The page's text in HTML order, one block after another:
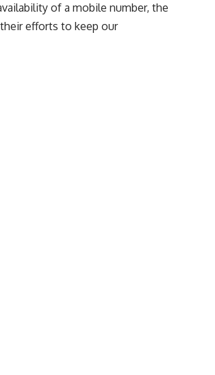
of a mobile number, the
efforts to keep our